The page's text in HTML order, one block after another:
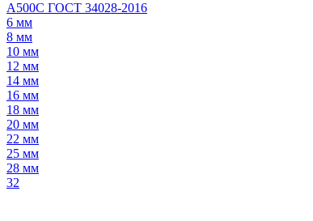
А500С ГОСТ 34028-2016
6 мм
8 мм
10 мм
12 мм
14 мм
16 мм
18 мм
20 мм
22 мм
25 мм
28 мм
32